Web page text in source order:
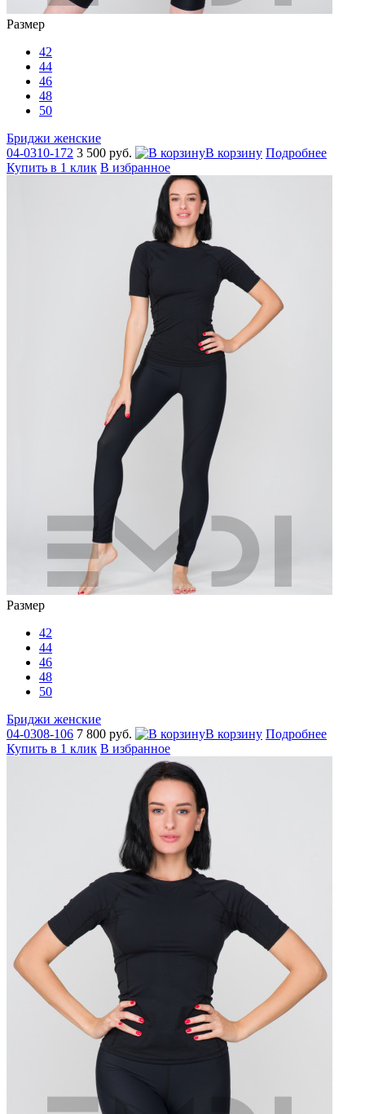
Размер
42
44
46
48
50
Бриджи женские
04-0310-172 3 500 руб. В корзину Подробнее
Купить в 1 клик В избранное
Размер
42
44
46
48
50
Бриджи женские
04-0308-106 7 800 руб. В корзину Подробнее
Купить в 1 клик В избранное